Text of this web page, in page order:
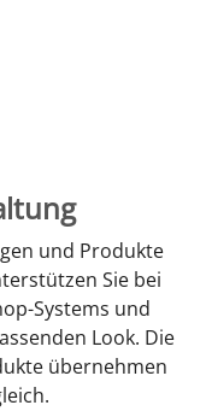
und Produkte
Sie bei
Systems und
Look. Die
übernehmen